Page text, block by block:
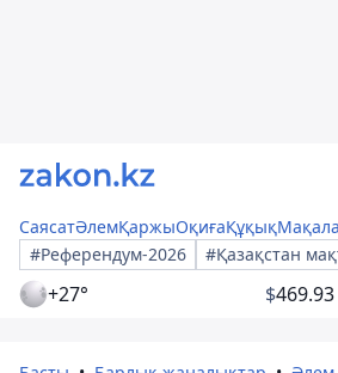
СаясатӘлемҚаржыОқиғаҚұқық
#Референдум-2026
#Қазақстан
+27° $469.93